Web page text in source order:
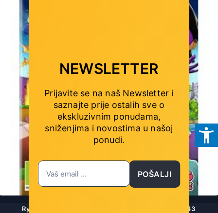
Ryan's Rescue Squad (Playstation 4) - 5060528036443
NEWSLETTER
Prijavite se na naš Newsletter i
saznajte prije ostalih sve o
ekskluzivnim ponudama,
sniženjima i novostima u našoj
ponudi.
POŠALJI